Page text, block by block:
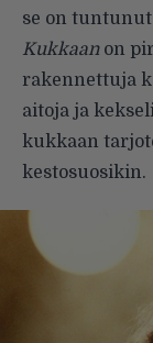
se on
Kukkaanon
rakennettuja
aitoja ja
kukkaan
kestosuosikin.